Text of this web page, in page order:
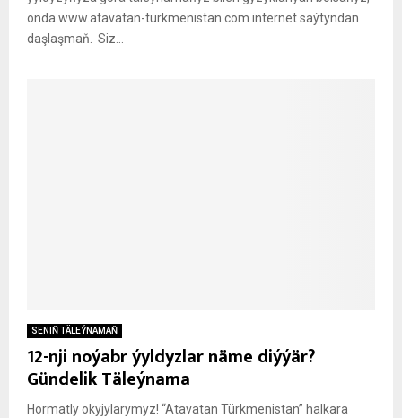
onda www.atavatan-turkmenistan.com internet saýtyndan
daşlaşmaň. Siz...
SENIŇ TÄLEÝNAMAŇ
12-nji noýabr ýyldyzlar näme diýýär?
Gündelik Täleýnama
Hormatly okyjylarymyz! “Atavatan Türkmenistan” halkara